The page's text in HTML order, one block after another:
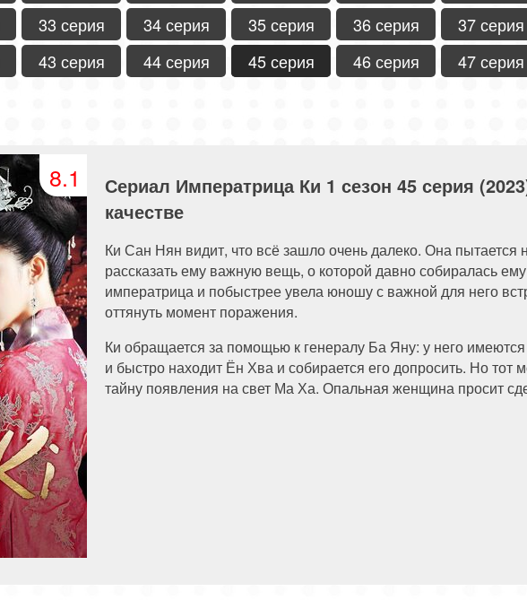
33 серия 34 серия 35 серия 36 серия 37 серия
43 серия 44 серия 45 серия 46 серия 47 серия
8.1
Сериал Императрица Ки 1 сезон 45 серия
качестве
Ки Сан Нян видит, что всё зашло очень далеко. Она
рассказать ему важную вещь, о которой давно собиралась
императрица и побыстрее увела юношу с важной для него
оттянуть момент поражения.
Ки обращается за помощью к генералу Ба Яну: у него
и быстро находит Ён Хва и собирается его допросить. Но тот
тайну появления на свет Ма Ха. Опальная женщина просит